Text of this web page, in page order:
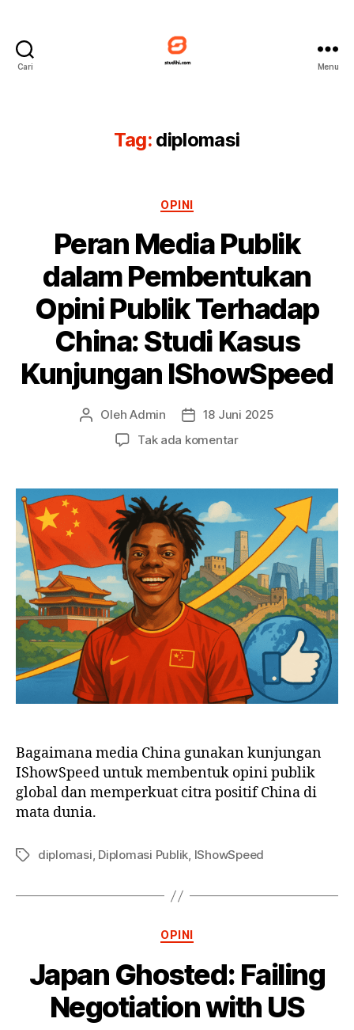
Cari Menu
Tag: diplomasi
Kategori
OPINI
Peran Media Publik
dalam Pembentukan
Opini Publik Terhadap
China: Studi Kasus
Kunjungan IShowSpeed
Penulis
artikel
OlehAdmin
Tanggal
18 Juni 2025
Tak ada komentarpada
Publik
dalam
Pembentukan
Opini
Publik
Terhadap
China:
Studi
Kasus
Kunjungan
IShowSpeed
Bagaimana media China gunakan kunjungan
IShowSpeed untuk membentuk opini publik
global dan memperkuat citra positif China di
mata dunia.
Tag diplomasi, Diplomasi Publik, IShowSpeed
Kategori
OPINI
Japan Ghosted: Failing
Negotiation with US